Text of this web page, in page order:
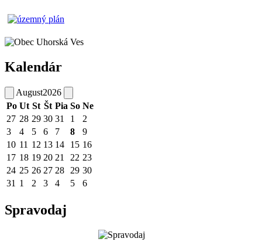
Kalendár
August2026
Po Ut St Št Pia So Ne
27 28 29 30 31 1
2
3
4 5 6 7 8
9
10 11 12 13 14 15 16
17 18 19 20 21 22 23
24 25 26 27 28 29 30
31 1 2 3 4 5 6
Spravodaj